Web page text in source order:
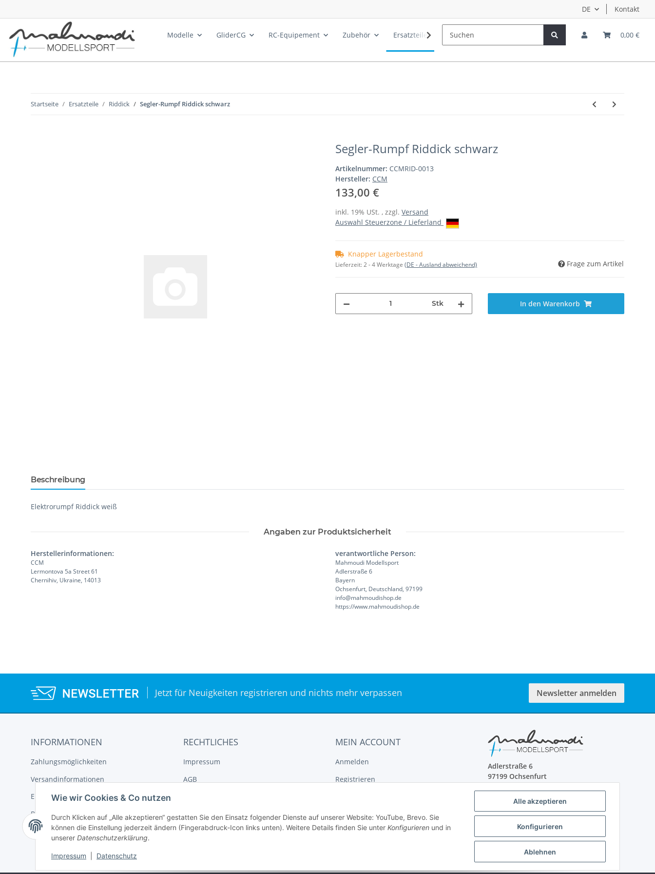
DE Kontakt
0,00 €
Modelle GliderCG RC-Equipement Zubehör Ersatzteile Hersteller
Startseite Ersatzteile Riddick Segler-Rumpf Riddick schwarz
Segler-Rumpf Riddick schwarz
Artikelnummer: CCMRID-0013
Hersteller: CCM
133,00 €
inkl. 19% USt. , zzgl. Versand
Auswahl Steuerzone / Lieferland
Knapper Lagerbestand
Lieferzeit:2 - 4 Werktage (DE - Ausland abweichend) Frage zum Artikel
Stk In den Warenkorb
Beschreibung
Elektrorumpf Riddick weiß
Angaben zur Produktsicherheit
Herstellerinformationen:
CCM
Lermontova 5a Street 61
Chernihiv, Ukraine, 14013
verantwortliche Person:
Mahmoudi Modellsport
Adlerstraße 6
Bayern
Ochsenfurt, Deutschland, 97199
info@mahmoudishop.de
https://www.mahmoudishop.de
Jetzt für Neuigkeiten registrieren und nichts mehr verpassen Newsletter anmelden
INFORMATIONEN
Zahlungsmöglichkeiten
Versandinformationen
Elektroaltgeräteentsorgung
Batterieentsorgung
RECHTLICHES
Impressum
AGB
Widerrufsrecht
MEIN ACCOUNT
Anmelden
Registrieren
Wunschliste
Adlerstraße 6
97199 Ochsenfurt
+49 152 22 47 67 54
(Telefonzeit von 16-18Uhr, bitte
Kommunikation per E-Mail)
info@mahmoudishop.de
Facebook
Wie wir Cookies & Co nutzen
Durch Klicken auf „Alle akzeptieren“ gestatten Sie den Einsatz folgender Dienste auf unserer Website: YouTube, Brevo. Sie
können die Einstellung jederzeit ändern (Fingerabdruck-Icon links unten). Weitere Details finden Sie unter Konfigurieren und in
unserer Datenschutzerklärung.
Impressum Datenschutz
Alle akzeptieren
Konfigurieren
Ablehnen